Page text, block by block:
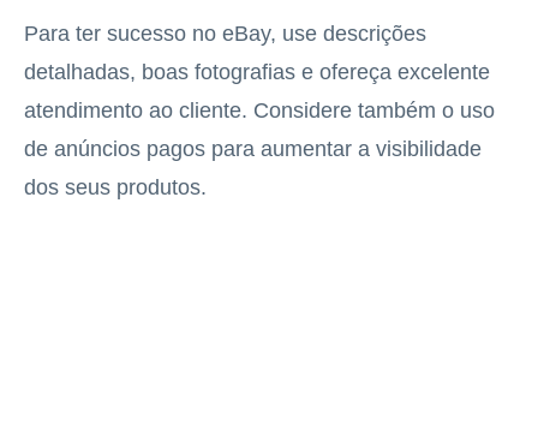
Para ter sucesso no eBay, use descrições
detalhadas, boas fotografias e ofereça excelente
atendimento ao cliente. Considere também o uso
de anúncios pagos para aumentar a visibilidade
dos seus produtos.